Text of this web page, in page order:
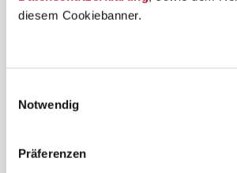
diesem Cookiebanner.
Notwendig
Präferenzen